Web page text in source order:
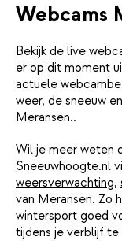
Webcams
Bekijk de live
er op dit moment
actuele
weer, de sneeuw
Meransen..
Wil je meer weten
Sneeuwhoogte.nl
weersverwachting,
van Meransen. Zo
wintersport goed
tijdens je verblijf te